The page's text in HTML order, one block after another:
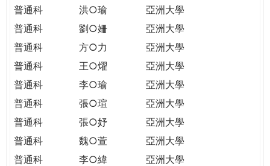
普通科
洪○瑜
亞洲大學
普通科
劉○姍
亞洲大學
普通科
方○力
亞洲大學
普通科
王○燿
亞洲大學
普通科
李○瑜
亞洲大學
普通科
張○瑄
亞洲大學
普通科
張○妤
亞洲大學
普通科
魏○萱
亞洲大學
普通科
李○緯
亞洲大學